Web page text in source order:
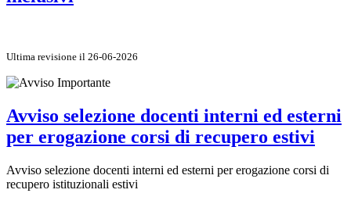
Ultima revisione il 26-06-2026
Avviso selezione docenti interni ed esterni
per erogazione corsi di recupero estivi
Avviso selezione docenti interni ed esterni per erogazione corsi di
recupero istituzionali estivi